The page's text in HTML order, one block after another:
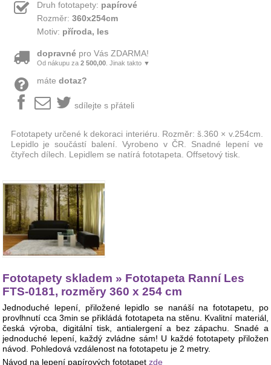
Druh fototapety: papírové
Rozměr: 360x254cm
Motiv: příroda, les
dopravnépro Vás ZDARMA!
Od nákupu za 2 500,00. Jinak takto ▼
máte dotaz?
sdílejte s přáteli
Fototapety určené k dekoraci interiéru. Rozměr: š.360 × v.254cm.
Lepidlo je součástí balení. Vyrobeno v ČR. Snadné lepení ve
čtyřech dílech. Lepidlem se natírá fototapeta. Offsetový tisk.
Fototapety skladem » Fototapeta Ranní Les
FTS-0181, rozměry 360 x 254 cm
Jednoduché lepení, přiložené lepidlo se nanáší na fototapetu, po
provlhnutí cca 3min se přikládá fototapeta na stěnu. Kvalitní materiál,
česká výroba, digitální tisk, antialergení a bez zápachu. Snadé a
jednoduché lepení, každý zvládne sám! U každé fototapety přiložen
návod. Pohledová vzdálenost na fototapetu je 2 metry.
Návod na lepení papírových fototapetzde